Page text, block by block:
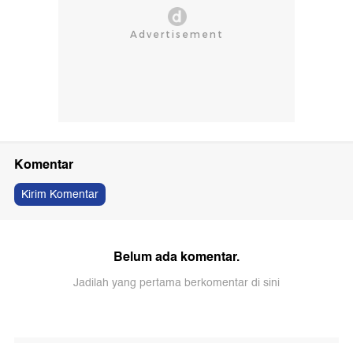
Komentar
Kirim Komentar
Belum ada komentar.
Jadilah yang pertama berkomentar di sini